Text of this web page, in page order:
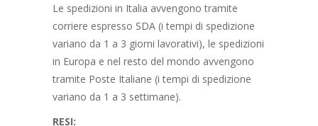
Le spedizioni in Italia avvengono tramite
corriere espresso SDA (i tempi di spedizione
variano da 1 a 3 giorni lavorativi), le spedizioni
in Europa e nel resto del mondo avvengono
tramite Poste Italiane (i tempi di spedizione
variano da 1 a 3 settimane).
RESI: